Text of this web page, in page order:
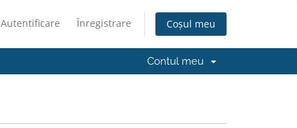
Autentificare Înregistrare Coșul meu
Contul meu